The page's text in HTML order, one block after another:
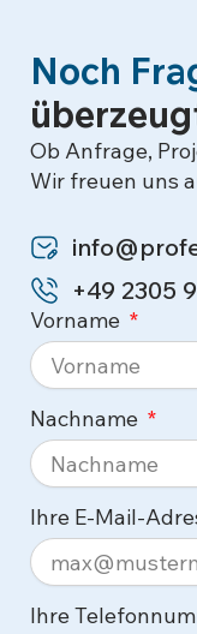
Noch
Ob Anfrage,
Wir freuen uns
+49 2305
Vorname
Nachname
Ihre E-Mail-
Ihre